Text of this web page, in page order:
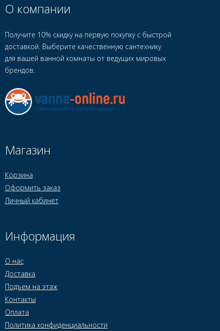
О компании
Получите 10% скидку на первую покупку с быстрой
доставкой. Выберите качественную сантехнику
для вашей ванной комнаты от ведущих мировых
брендов.
Магазин
Корзина
Оформить заказ
Личный кабинет
Информация
О нас
Доставка
Подъем на этаж
Контакты
Оплата
Политика конфиденциальности